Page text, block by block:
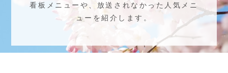
看板メニューや、放送されなかった人気メニ
ューを紹介します。